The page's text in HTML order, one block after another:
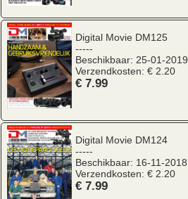
Digital Movie DM125
-----
Beschikbaar: 25-01-2019
Verzendkosten: € 2.20
€ 7.99
Digital Movie DM124
-----
Beschikbaar: 16-11-2018
Verzendkosten: € 2.20
€ 7.99